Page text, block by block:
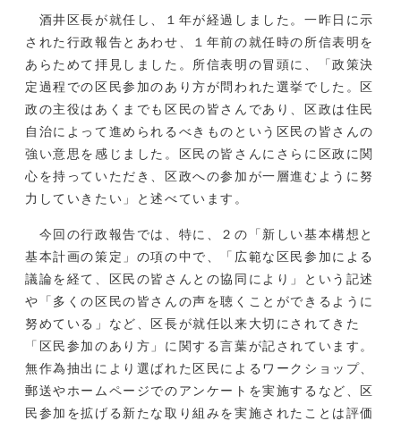
酒井区長が就任し、１年が経過しました。一昨日に示
された行政報告とあわせ、１年前の就任時の所信表明を
あらためて拝見しました。所信表明の冒頭に、「政策決
定過程での区民参加のあり方が問われた選挙でした。区
政の主役はあくまでも区民の皆さんであり、区政は住民
自治によって進められるべきものという区民の皆さんの
強い意思を感じました。区民の皆さんにさらに区政に関
心を持っていただき、区政への参加が一層進むように努
力していきたい」と述べています。
今回の行政報告では、特に、２の「新しい基本構想と
基本計画の策定」の項の中で、「広範な区民参加による
議論を経て、区民の皆さんとの協同により」という記述
や「多くの区民の皆さんの声を聴くことができるように
努めている」など、区長が就任以来大切にされてきた
「区民参加のあり方」に関する言葉が記されています。
無作為抽出により選ばれた区民によるワークショップ、
郵送やホームページでのアンケートを実施するなど、区
民参加を拡げる新たな取り組みを実施されたことは評価